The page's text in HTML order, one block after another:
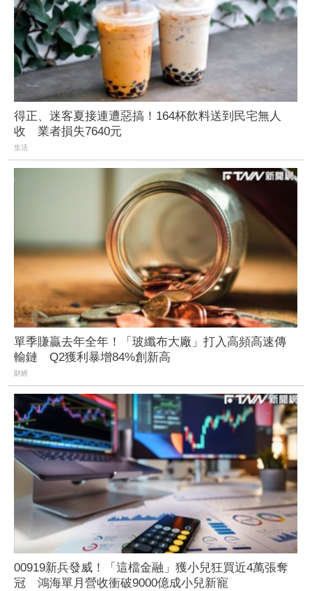
得正、迷客夏接連遭惡搞！164杯飲料送到民宅無人
收 業者損失7640元
生活
單季賺贏去年全年！「玻纖布大廠」打入高頻高速傳
輸鏈 Q2獲利暴增84%創新高
財經
00919新兵發威！「這檔金融」獲小兒狂買近4萬張奪
冠 鴻海單月營收衝破9000億成小兒新寵